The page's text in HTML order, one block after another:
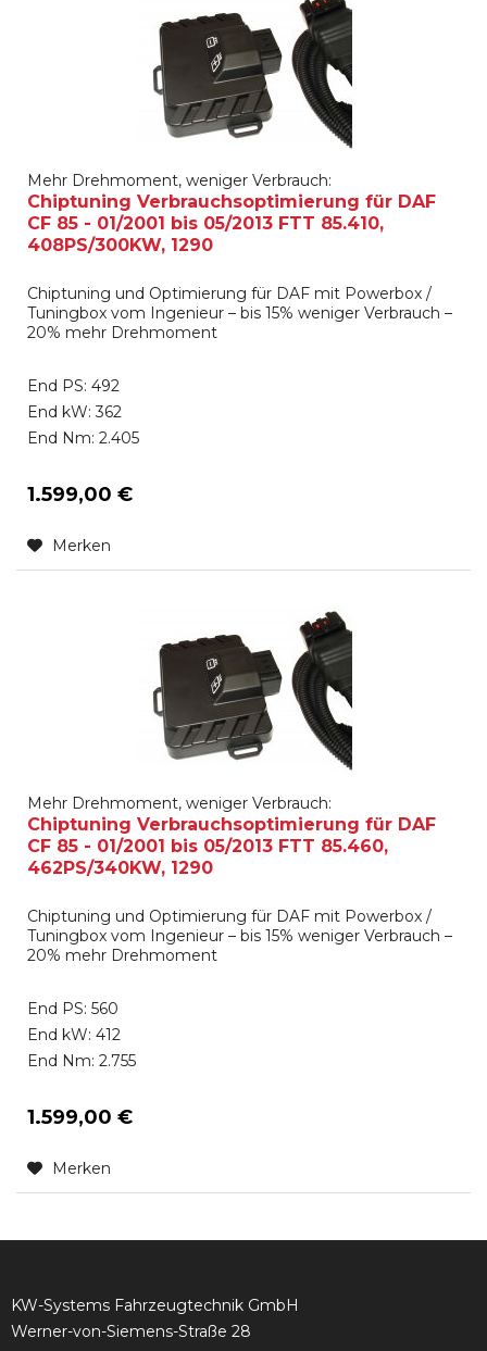
Mehr Drehmoment, weniger Verbrauch:
Chiptuning Verbrauchsoptimierung für DAF
CF 85 - 01/2001 bis 05/2013 FTT 85.410,
408PS/300KW, 1290
Chiptuning und Optimierung für DAF mit Powerbox /
Tuningbox vom Ingenieur – bis 15% weniger Verbrauch –
20% mehr Drehmoment
End PS: 492
End kW: 362
End Nm: 2.405
1.599,00 €
Merken
Mehr Drehmoment, weniger Verbrauch:
Chiptuning Verbrauchsoptimierung für DAF
CF 85 - 01/2001 bis 05/2013 FTT 85.460,
462PS/340KW, 1290
Chiptuning und Optimierung für DAF mit Powerbox /
Tuningbox vom Ingenieur – bis 15% weniger Verbrauch –
20% mehr Drehmoment
End PS: 560
End kW: 412
End Nm: 2.755
1.599,00 €
Merken
KW-Systems Fahrzeugtechnik GmbH
Werner-von-Siemens-Straße 28